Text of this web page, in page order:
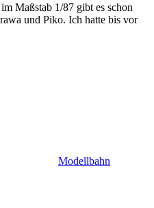
Maßstab 1/87 gibt es schon
und Piko. Ich hatte bis vor
Modellbahn